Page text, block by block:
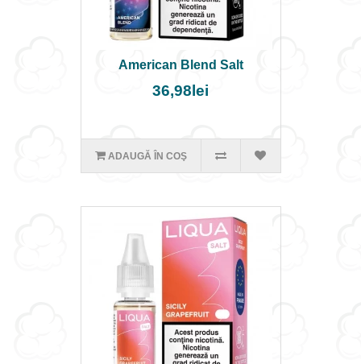
American Blend Salt
36,98lei
ADAUGĂ ÎN COŞ